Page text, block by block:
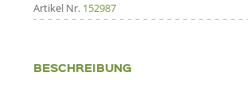
Artikel Nr. 152987
BESCHREIBUNG